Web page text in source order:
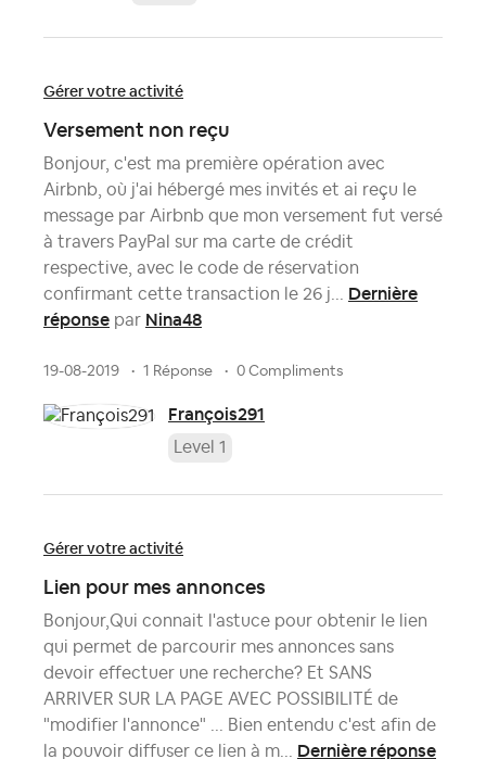
Gérer votre activité
Versement non reçu
Bonjour, c'est ma première opération avec
Airbnb, où j'ai hébergé mes invités et ai reçu le
message par Airbnb que mon versement fut versé
à travers PayPal sur ma carte de crédit
respective, avec le code de réservation
confirmant cette transaction le 26 j... Dernière
réponse par Nina48
19-08-2019 1 Réponse 0 Compliments
François291
Level 1
Gérer votre activité
Lien pour mes annonces
Bonjour,Qui connait l'astuce pour obtenir le lien
qui permet de parcourir mes annonces sans
devoir effectuer une recherche? Et SANS
ARRIVER SUR LA PAGE AVEC POSSIBILITÉ de
"modifier l'annonce" ... Bien entendu c'est afin de
la pouvoir diffuser ce lien à m... Dernière réponse